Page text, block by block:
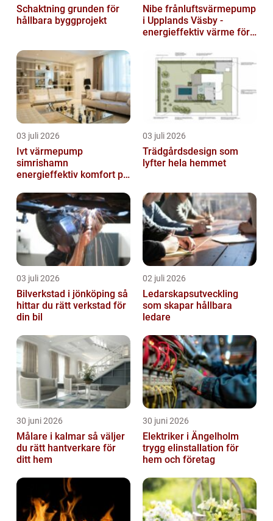
Schaktning grunden för
hållbara byggprojekt
Nibe frånluftsvärmepump
i Upplands Väsby -
energieffektiv värme för
03 juli 2026
Ivt värmepump
simrishamn
energieffektiv komfort på
03 juli 2026
Trädgårdsdesign som
lyfter hela hemmet
03 juli 2026
Bilverkstad i jönköping så
hittar du rätt verkstad för
din bil
02 juli 2026
Ledarskapsutveckling
som skapar hållbara
ledare
30 juni 2026
Målare i kalmar så väljer
du rätt hantverkare för
ditt hem
30 juni 2026
Elektriker i Ängelholm
trygg elinstallation för
hem och företag